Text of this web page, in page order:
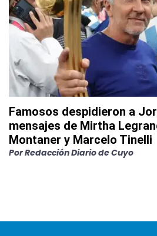
Famosos despidieron a
mensajes de Mirtha
Montaner y Marcelo Tinelli
PorRedacción Diario de Cuyo